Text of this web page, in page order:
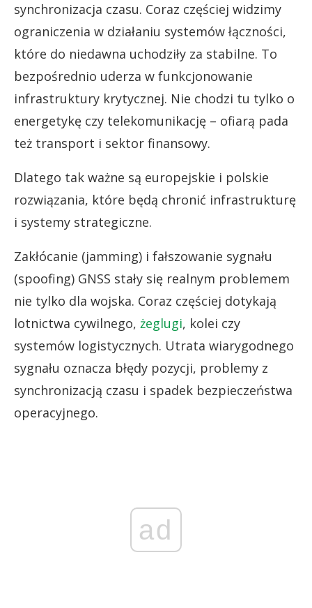
synchronizacja czasu. Coraz częściej widzimy
ograniczenia w działaniu systemów łączności,
które do niedawna uchodziły za stabilne. To
bezpośrednio uderza w funkcjonowanie
infrastruktury krytycznej. Nie chodzi tu tylko o
energetykę czy telekomunikację – ofiarą pada
też transport i sektor finansowy.
Dlatego tak ważne są europejskie i polskie
rozwiązania, które będą chronić infrastrukturę
i systemy strategiczne.
Zakłócanie (jamming) i fałszowanie sygnału
(spoofing) GNSS stały się realnym problemem
nie tylko dla wojska. Coraz częściej dotykają
lotnictwa cywilnego, żeglugi, kolei czy
systemów logistycznych. Utrata wiarygodnego
sygnału oznacza błędy pozycji, problemy z
synchronizacją czasu i spadek bezpieczeństwa
operacyjnego.
ad